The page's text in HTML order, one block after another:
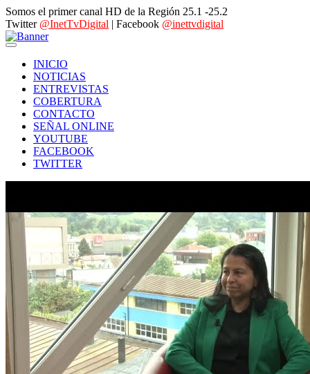
Somos el primer canal HD de la Región 25.1 -25.2
Twitter @InetTvDigital | Facebook @inettvdigital
INICIO
NOTICIAS
ENTREVISTAS
COBERTURA
CONTACTO
SEÑAL ONLINE
YOUTUBE
FACEBOOK
TWITTER